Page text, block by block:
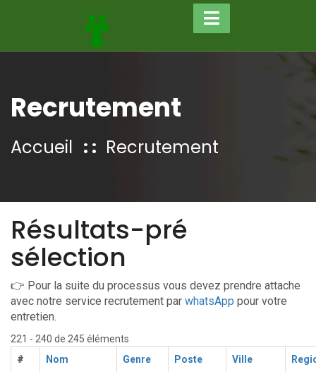
Recrutement
Accueil Recrutement
Résultats-pré
sélection
👉 Pour la suite du processus vous devez prendre attache
avec notre service recrutement par whatsApp pour votre
entretien.
221 - 240 de 245 éléments
#
Nom Genre Poste Ville